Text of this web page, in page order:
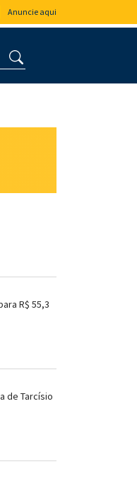
Anuncie aqui
R$ 55,3
de Tarcísio